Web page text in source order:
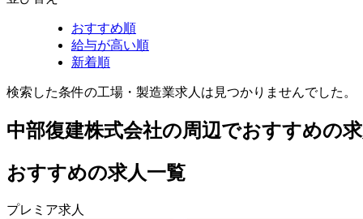
おすすめ順
給与が高い順
新着順
検索した条件の工場・製造業求人は見つかりませんでした。
中部復建株式会社の周辺でおすすめの
おすすめの求人一覧
プレミア求人